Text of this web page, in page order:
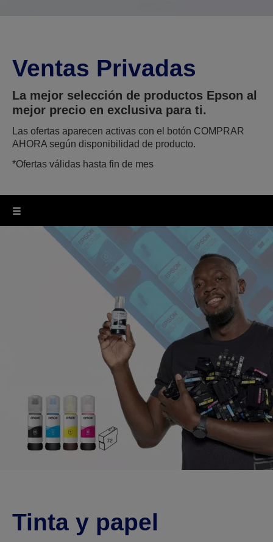
Ventas Privadas
La mejor selección de productos Epson al
mejor precio en exclusiva para ti.
Las ofertas aparecen activas con el botón COMPRAR
AHORA según disponibilidad de producto.
*Ofertas válidas hasta fin de mes
Tinta y papel